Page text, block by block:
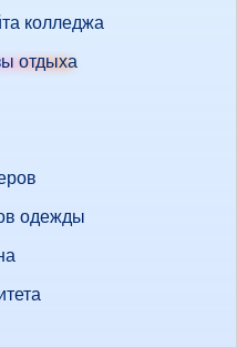
колледжа
отдыха
одежды